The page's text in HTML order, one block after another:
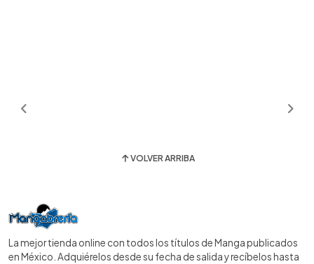
VOLVER ARRIBA
La mejor tienda online con todos los títulos de Manga publicados
en México. Adquiérelos desde su fecha de salida y recíbelos hasta